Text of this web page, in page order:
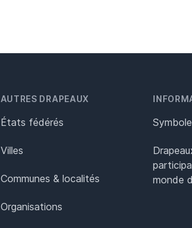
AUTRES DRAPEAUX
États fédérés
Villes
Communes & localités
Organisations
monde